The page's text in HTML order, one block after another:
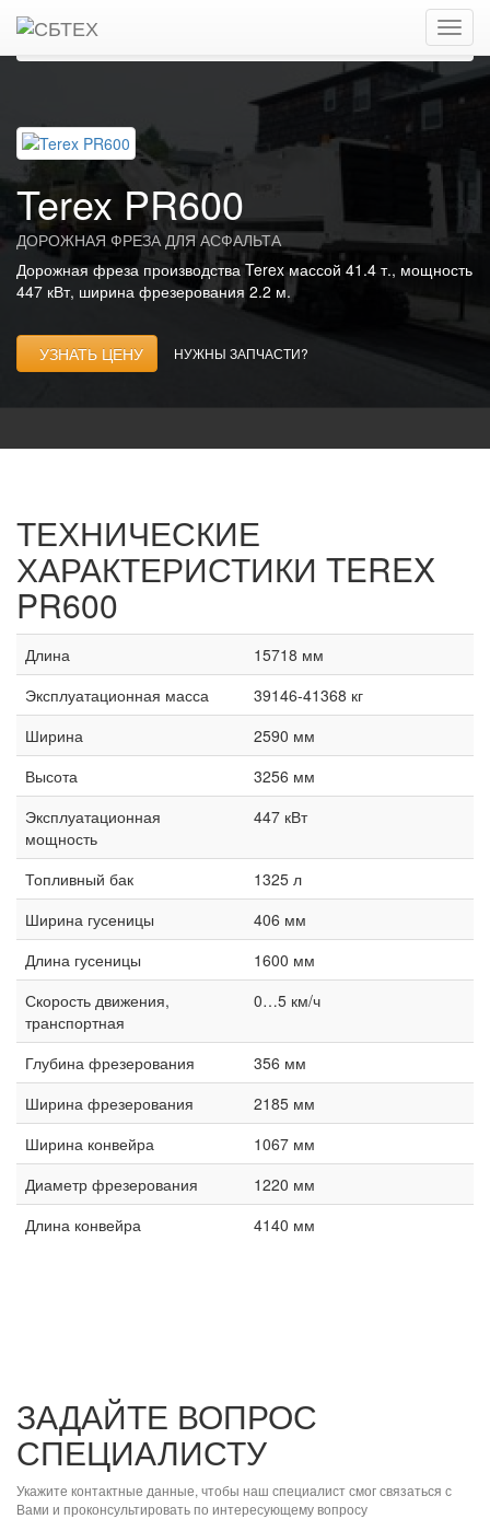
Главная
TEREX
Terex PR600
ДОРОЖНАЯ ФРЕЗА ДЛЯ АСФАЛЬТА
Дорожная фреза производства Terex массой 41.4 т., мощность
447 кВт, ширина фрезерования 2.2 м.
УЗНАТЬ ЦЕНУ НУЖНЫ ЗАПЧАСТИ?
ТЕХНИЧЕСКИЕ
ХАРАКТЕРИСТИКИ TEREX
PR600
Длина
15718 мм
Эксплуатационная масса
39146-41368 кг
Ширина
2590 мм
Высота
3256 мм
Эксплуатационная
мощность
447 кВт
Топливный бак
1325 л
Ширина гусеницы
406 мм
Длина гусеницы
1600 мм
Скорость движения,
транспортная
0…5 км/ч
Глубина фрезерования
356 мм
Ширина фрезерования
2185 мм
Ширина конвейра
1067 мм
Диаметр фрезерования
1220 мм
Длина конвейра
4140 мм
ЗАДАЙТЕ ВОПРОС
СПЕЦИАЛИСТУ
Укажите контактные данные, чтобы наш специалист смог связаться с
Вами и проконсультировать по интересующему вопросу